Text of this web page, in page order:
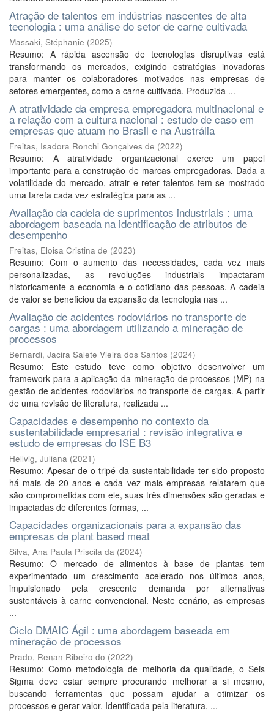
Atração de talentos em indústrias nascentes de alta
tecnologia : uma análise do setor de carne cultivada
Massaki, Stéphanie (2025)
Resumo: A rápida ascensão de tecnologias disruptivas está
transformando os mercados, exigindo estratégias inovadoras
para manter os colaboradores motivados nas empresas de
setores emergentes, como a carne cultivada. Produzida ...
A atratividade da empresa empregadora multinacional e
a relação com a cultura nacional : estudo de caso em
empresas que atuam no Brasil e na Austrália
Freitas, Isadora Ronchi Gonçalves de (2022)
Resumo: A atratividade organizacional exerce um papel
importante para a construção de marcas empregadoras. Dada a
volatilidade do mercado, atrair e reter talentos tem se mostrado
uma tarefa cada vez estratégica para as ...
Avaliação da cadeia de suprimentos industriais : uma
abordagem baseada na identificação de atributos de
desempenho
Freitas, Eloisa Cristina de (2023)
Resumo: Com o aumento das necessidades, cada vez mais
personalizadas, as revoluções industriais impactaram
historicamente a economia e o cotidiano das pessoas. A cadeia
de valor se beneficiou da expansão da tecnologia nas ...
Avaliação de acidentes rodoviários no transporte de
cargas : uma abordagem utilizando a mineração de
processos
Bernardi, Jacira Salete Vieira dos Santos (2024)
Resumo: Este estudo teve como objetivo desenvolver um
framework para a aplicação da mineração de processos (MP) na
gestão de acidentes rodoviários no transporte de cargas. A partir
de uma revisão de literatura, realizada ...
Capacidades e desempenho no contexto da
sustentabilidade empresarial : revisão integrativa e
estudo de empresas do ISE B3
Hellvig, Juliana (2021)
Resumo: Apesar de o tripé da sustentabilidade ter sido proposto
há mais de 20 anos e cada vez mais empresas relatarem que
são comprometidas com ele, suas três dimensões são geradas e
impactadas de diferentes formas, ...
Capacidades organizacionais para a expansão das
empresas de plant based meat
Silva, Ana Paula Priscila da (2024)
Resumo: O mercado de alimentos à base de plantas tem
experimentado um crescimento acelerado nos últimos anos,
impulsionado pela crescente demanda por alternativas
sustentáveis à carne convencional. Neste cenário, as empresas
...
Ciclo DMAIC Ágil : uma abordagem baseada em
mineração de processos
Prado, Renan Ribeiro do (2022)
Resumo: Como metodologia de melhoria da qualidade, o Seis
Sigma deve estar sempre procurando melhorar a si mesmo,
buscando ferramentas que possam ajudar a otimizar os
processos e gerar valor. Identificada pela literatura, ...